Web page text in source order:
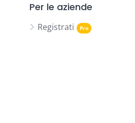
Per le aziende
Registrati